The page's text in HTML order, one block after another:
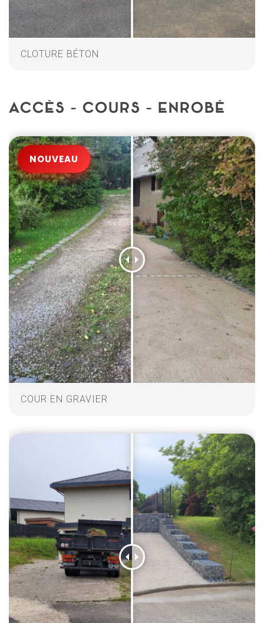
CLOTURE BÉTON
ACCÈS - COURS - ENROBÉ
COUR EN GRAVIER